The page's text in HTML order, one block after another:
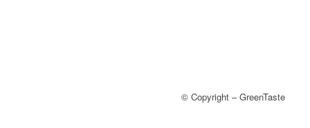
© Copyright – GreenTaste